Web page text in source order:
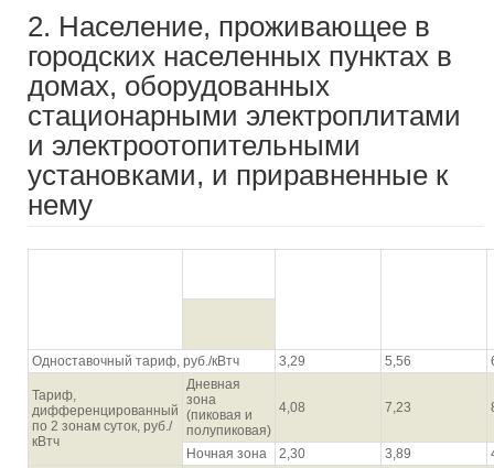
2. Население, проживающее в
городских населенных пунктах в
домах, оборудованных
стационарными электроплитами
и электроотопительными
установками, и приравненные к
нему
Одноставочный тариф, руб./кВтч 3,29 5,56
Тариф,
дифференцированный
по 2 зонам суток, руб./
кВтч
Дневная
зона
(пиковая и
полупиковая)
4,08 7,23
Ночная зона 2,30 3,89